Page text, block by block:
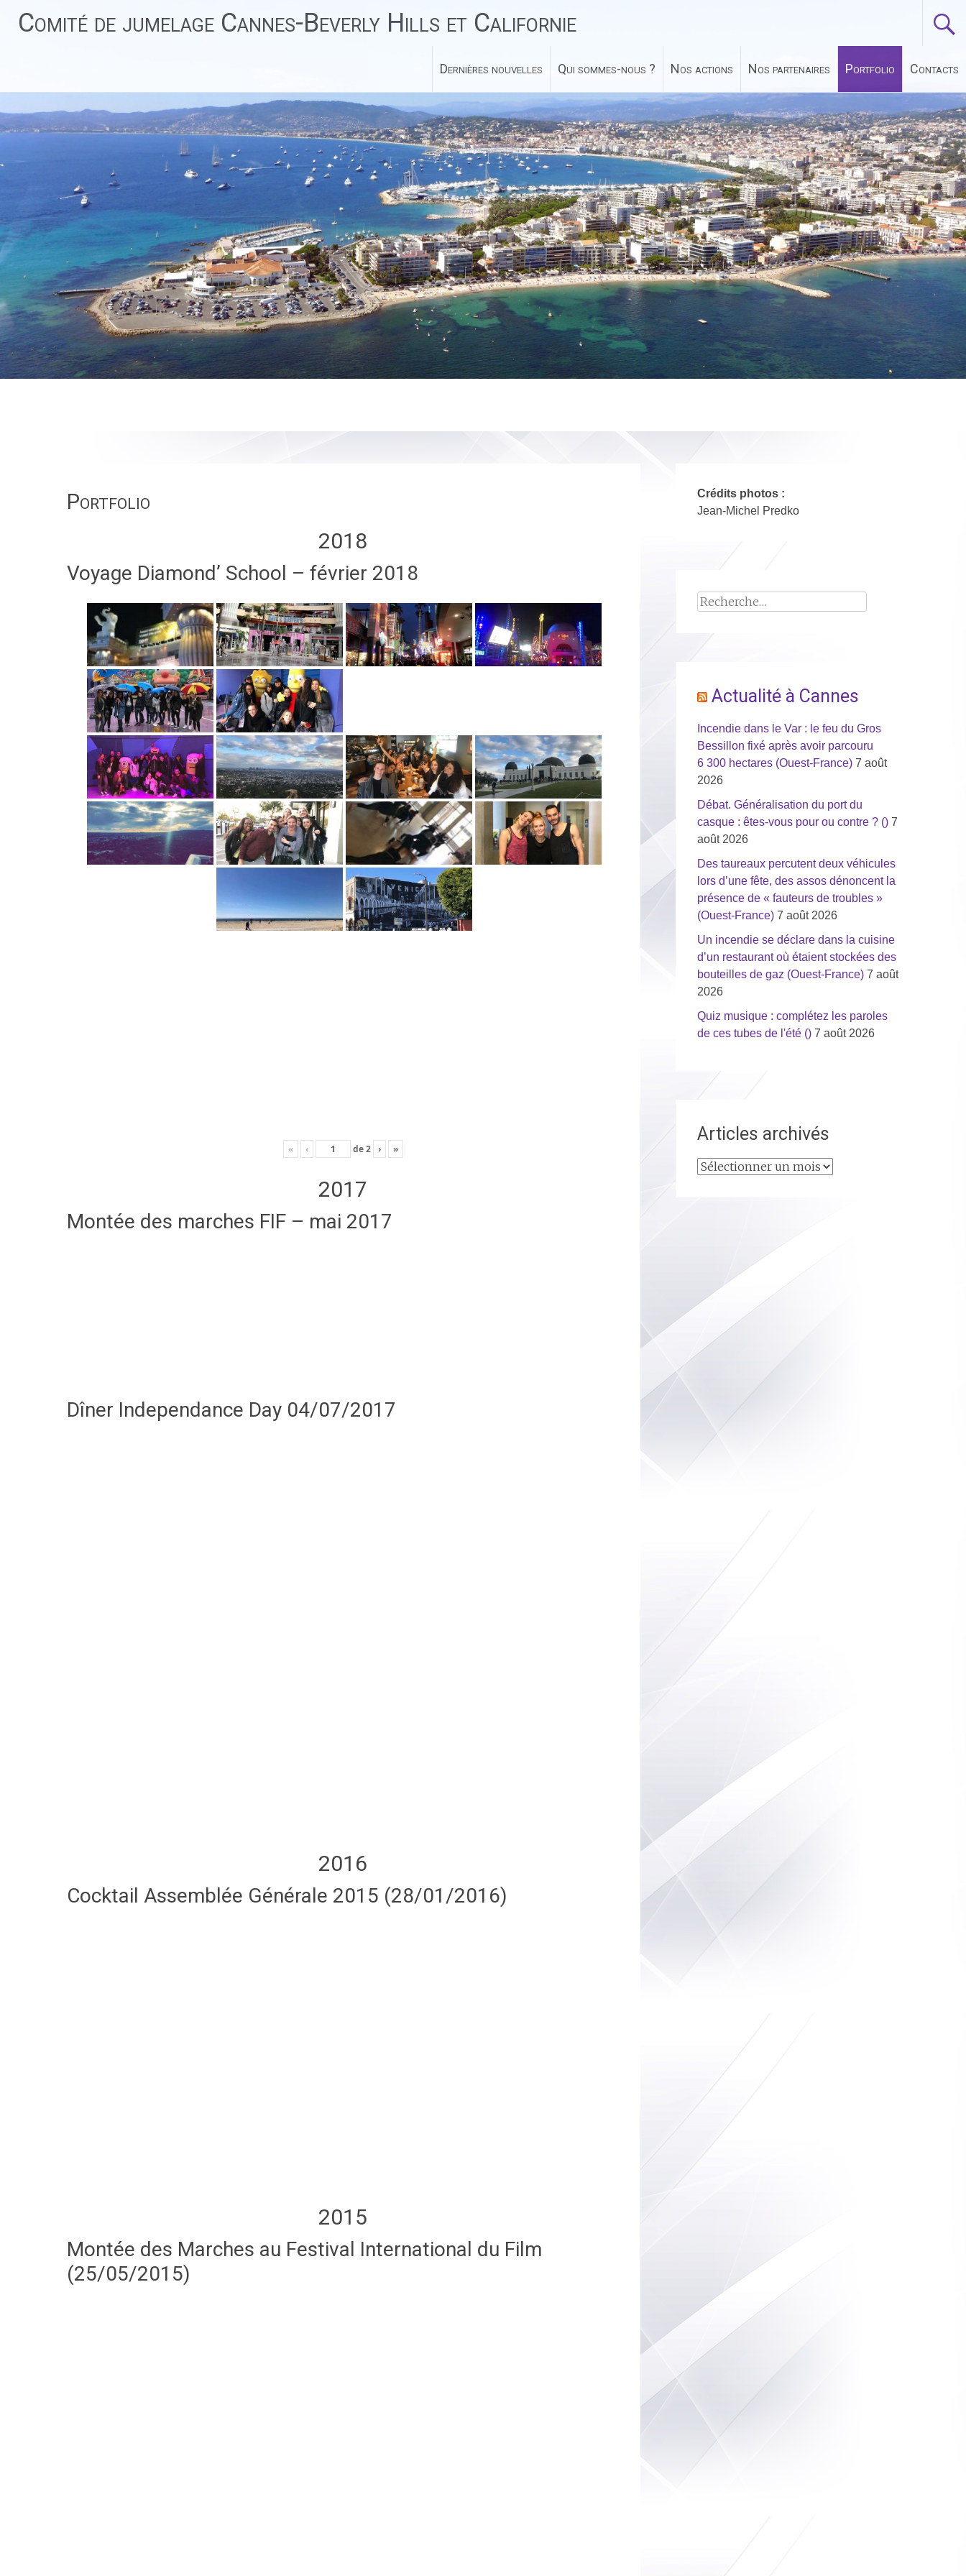
Comité de jumelage Cannes-Beverly Hills et Californie
Dernières nouvelles Qui sommes-nous ? Nos actions Nos partenaires Portfolio Contacts
Portfolio
2018
Voyage Diamond’ School – février 2018
« ‹ de2 › »
2017
Montée des marches FIF – mai 2017
Dîner Independance Day 04/07/2017
2016
Cocktail Assemblée Générale 2015 (28/01/2016)
2015
Montée des Marches au Festival International du Film
(25/05/2015)
Crédits photos :
Jean-Michel Predko
Rechercher :
Actualité à Cannes
Incendie dans le Var : le feu du Gros
Bessillon fixé après avoir parcouru
6 300 hectares (Ouest-France) 7 août
2026
Débat. Généralisation du port du
casque : êtes-vous pour ou contre ? () 7
août 2026
Des taureaux percutent deux véhicules
lors d’une fête, des assos dénoncent la
présence de « fauteurs de troubles »
(Ouest-France) 7 août 2026
Un incendie se déclare dans la cuisine
d’un restaurant où étaient stockées des
bouteilles de gaz (Ouest-France) 7 août
2026
Quiz musique : complétez les paroles
de ces tubes de l'été () 7 août 2026
Articles archivés
Articles